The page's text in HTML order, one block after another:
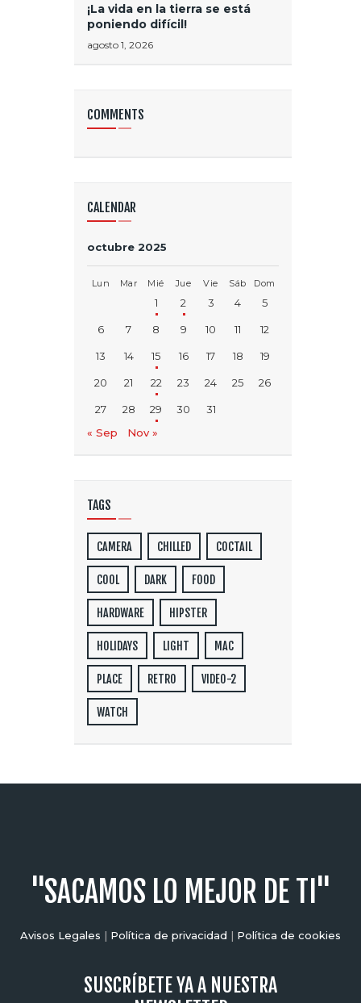
¡La vida en la tierra se está
poniendo difícil!
agosto 1, 2026
COMMENTS
CALENDAR
octubre 2025
Lun Mar Mié Jue Vie Sáb Dom
1 2 3 4 5
6 7 8 9 10 11 12
13 14 15 16 17 18 19
20 21 22 23 24 25 26
27 28 29 30
31
« Sep
Nov »
TAGS
CAMERA CHILLED COCTAIL
COOL DARK FOOD
HARDWARE HIPSTER
HOLIDAYS LIGHT MAC
PLACE RETRO VIDEO-2
WATCH
"SACAMOS LO MEJOR DE TI"
Avisos Legales | Política de privacidad | Política de cookies
SUSCRÍBETE YA A NUESTRA